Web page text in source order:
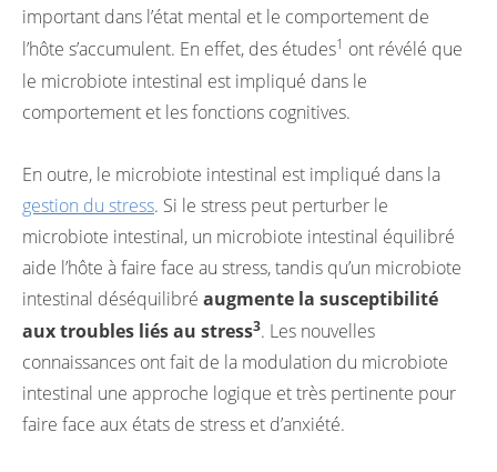
important dans l’état mental et le comportement de
l’hôte s’accumulent. En effet, des études1 ont révélé que
le microbiote intestinal est impliqué dans le
comportement et les fonctions cognitives.
En outre, le microbiote intestinal est impliqué dans la
gestion du stress. Si le stress peut perturber le
microbiote intestinal, un microbiote intestinal équilibré
aide l’hôte à faire face au stress, tandis qu’un microbiote
intestinal déséquilibré augmente la susceptibilité
aux troubles liés au stress3. Les nouvelles
connaissances ont fait de la modulation du microbiote
intestinal une approche logique et très pertinente pour
faire face aux états de stress et d’anxiété.